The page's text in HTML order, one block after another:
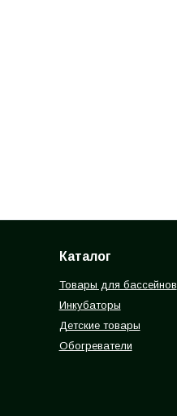
Каталог
Товары для бассейнов
Инкубаторы
Детские товары
Обогреватели